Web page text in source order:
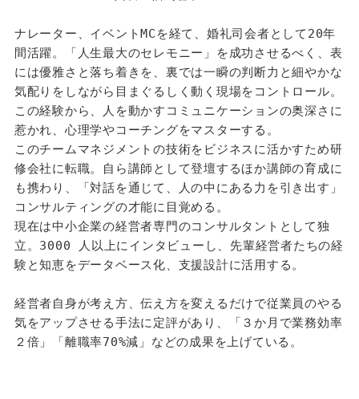
ナレーター、イベントMCを経て、婚礼司会者として20年
間活躍。「人生最大のセレモニー」を成功させるべく、表
には優雅さと落ち着きを、裏では一瞬の判断力と細やかな
気配りをしながら目まぐるしく動く現場をコントロール。
この経験から、人を動かすコミュニケーションの奥深さに
惹かれ、心理学やコーチングをマスターする。
このチームマネジメントの技術をビジネスに活かすため研
修会社に転職。自ら講師として登壇するほか講師の育成に
も携わり、「対話を通じて、人の中にある力を引き出す」
コンサルティングの才能に目覚める。
現在は中小企業の経営者専門のコンサルタントとして独
立。3000 人以上にインタビューし、先輩経営者たちの経
験と知恵をデータベース化、支援設計に活用する。
経営者自身が考え方、伝え方を変えるだけで従業員のやる
気をアップさせる手法に定評があり、「３か月で業務効率
２倍」「離職率70%減」などの成果を上げている。